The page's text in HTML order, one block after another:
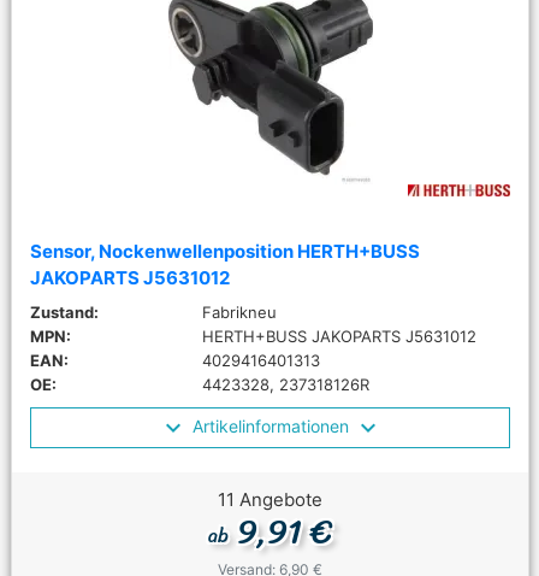
Sensor, Nockenwellenposition HERTH+BUSS
JAKOPARTS J5631012
Zustand:
Fabrikneu
MPN:
HERTH+BUSS JAKOPARTS J5631012
EAN:
4029416401313
OE:
4423328, 237318126R
Artikelinformationen
11 Angebote
ab9,91 €
Versand: 6,90 €